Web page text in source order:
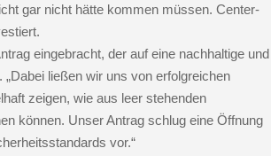
gar nicht hätte kommen müssen. Center-
eingebracht, der auf eine nachhaltige und
ließen wir uns von erfolgreichen
zeigen, wie aus leer stehenden
können. Unser Antrag schlug eine Öffnung
vor.“